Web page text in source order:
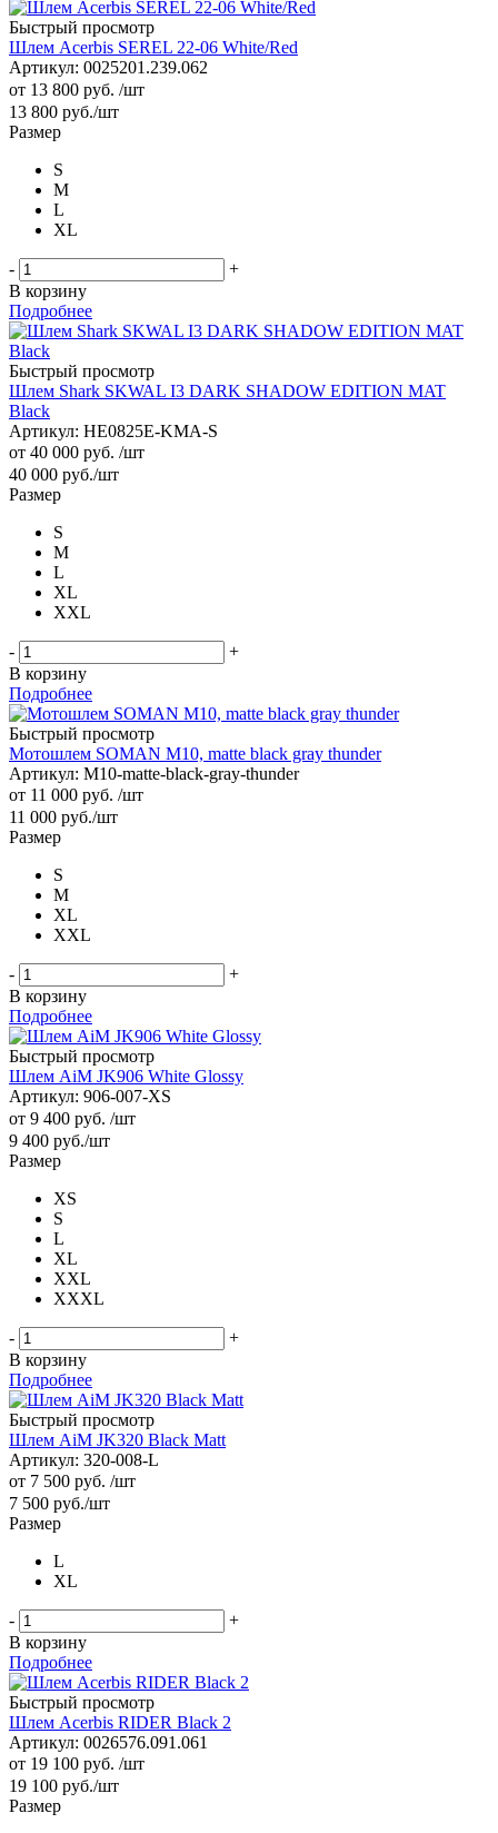
Быстрый просмотр
Шлем Acerbis SEREL 22-06 White/Red
Артикул: 0025201.239.062
от 13 800 руб. /шт
13 800 руб./шт
Размер
S
M
L
XL
-
+
В корзину
Подробнее
Быстрый просмотр
Шлем Shark SKWAL I3 DARK SHADOW EDITION MAT
Black
Артикул: HE0825E-KMA-S
от 40 000 руб. /шт
40 000 руб./шт
Размер
S
M
L
XL
XXL
-
+
В корзину
Подробнее
Быстрый просмотр
Мотошлем SOMAN M10, matte black gray thunder
Артикул: M10-matte-black-gray-thunder
от 11 000 руб. /шт
11 000 руб./шт
Размер
S
M
XL
XXL
-
+
В корзину
Подробнее
Быстрый просмотр
Шлем AiM JK906 White Glossy
Артикул: 906-007-XS
от 9 400 руб. /шт
9 400 руб./шт
Размер
XS
S
L
XL
XXL
XXXL
-
+
В корзину
Подробнее
Быстрый просмотр
Шлем AiM JK320 Black Matt
Артикул: 320-008-L
от 7 500 руб. /шт
7 500 руб./шт
Размер
L
XL
-
+
В корзину
Подробнее
Быстрый просмотр
Шлем Acerbis RIDER Black 2
Артикул: 0026576.091.061
от 19 100 руб. /шт
19 100 руб./шт
Размер